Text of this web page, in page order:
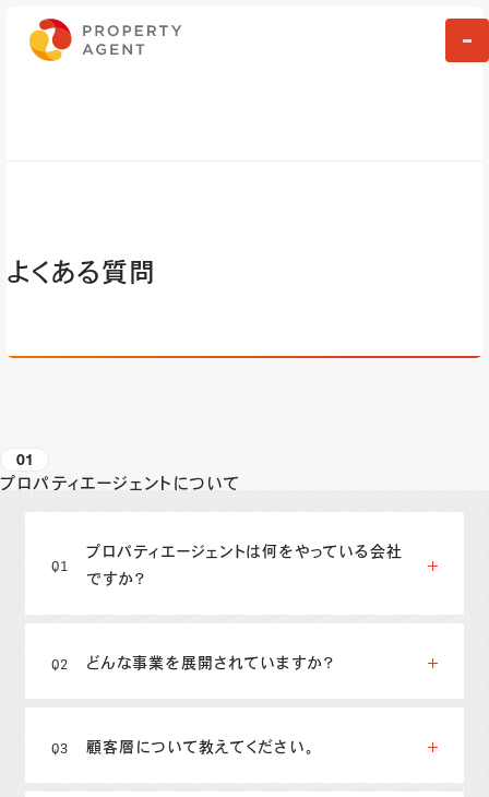
よくある質問
01
プロパティエージェントについて
プロパティエージェントは何をやっている会社
ですか？
どんな事業を展開されていますか？
顧客層について教えてください。